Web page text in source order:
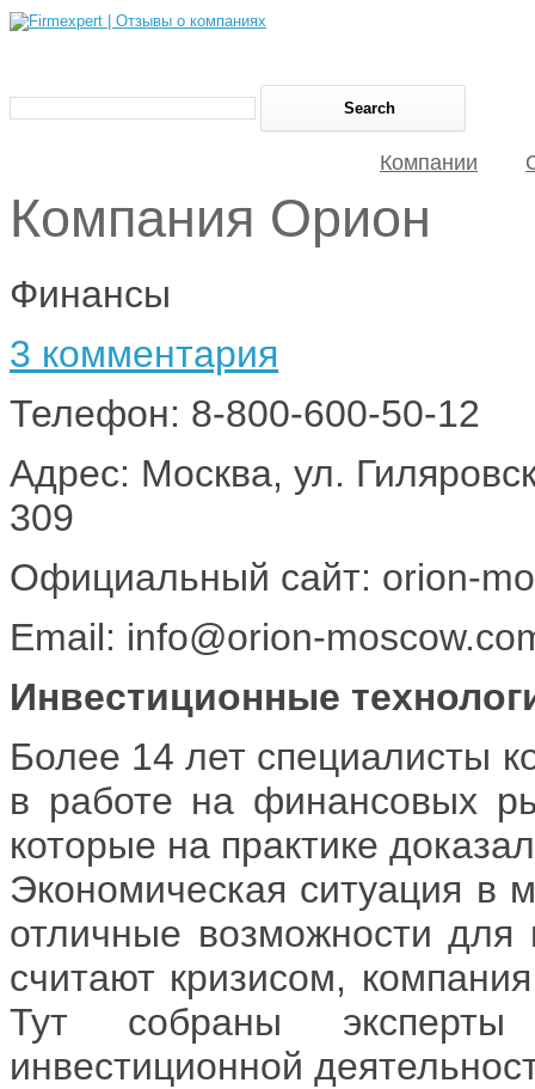
Компании
Компания Орион
Финансы
3 комментария
Телефон: 8-800-600-50-12
Адрес: Москва, ул.
309
Официальный сайт: orion-
Email: info@orion-
Инвестиционные
Более 14 лет специалисты
в работе на финансовых
которые на практике
Экономическая ситуация в
отличные возможности
считают кризисом,
Тут собраны
инвестиционной